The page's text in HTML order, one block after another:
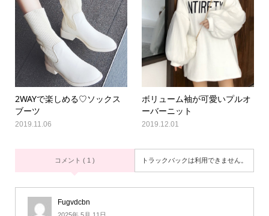
2WAYで楽しめる♡ソックス
ブーツ
2019.11.06
ボリューム袖が可愛いプルオ
ーバーニット
2019.12.01
コメント ( 1 ) トラックバックは利用できません。
Fugvdcbn